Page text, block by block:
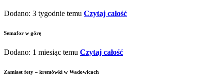
Dodano: 3 tygodnie temu Czytaj całość
Semafor w górę
Dodano: 1 miesiąc temu Czytaj całość
Zamiast fety – kremówki w Wadowicach